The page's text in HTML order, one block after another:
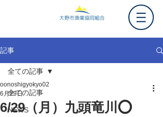
記事
全ての記事
NEWS
全ての記事
6/29（月）九頭竜川⭕️
oonoshigyokyo02
6月29日